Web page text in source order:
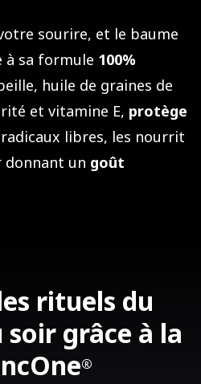
sourire, et le baume
à sa formule 100%
huile de graines de
et vitamine E, protège
libres, les nourrit
donnant un goût
rituels du
grâce à la
®